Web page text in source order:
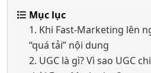
Mục lục
1. Khi Fast-Marketing lên
“quá tải” nội dung
2. UGC là gì? Vì sao UGC